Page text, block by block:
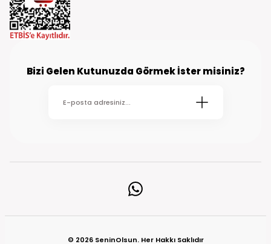
Bizi Gelen Kutunuzda Görmek İster misiniz?
© 2026 SeninOlsun. Her Hakkı Saklıdır